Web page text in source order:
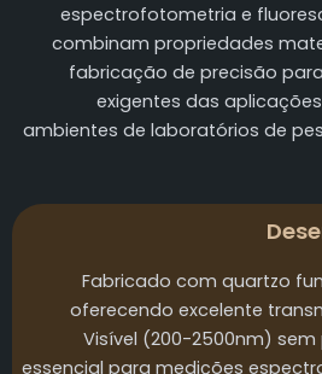
espectrofotometria e
combinam propriedades
fabricação de precisão
exigentes das
ambientes de laboratórios de
Fabricado com quartzo
oferecendo excelente
Visível (200-2500nm)
essencial para medições